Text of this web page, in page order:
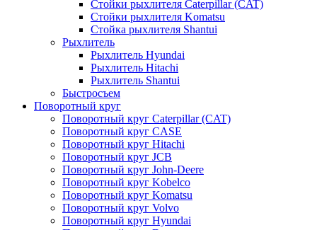
Стойки рыхлителя Caterpillar (CAT)
Стойки рыхлителя Komatsu
Стойка рыхлителя Shantui
Рыхлитель
Рыхлитель Hyundai
Рыхлитель Hitachi
Рыхлитель Shantui
Быстросъем
Поворотный круг
Поворотный круг Caterpillar (CAT)
Поворотный круг CASE
Поворотный круг Hitachi
Поворотный круг JCB
Поворотный круг John-Deere
Поворотный круг Kobelco
Поворотный круг Komatsu
Поворотный круг Volvo
Поворотный круг Hyundai